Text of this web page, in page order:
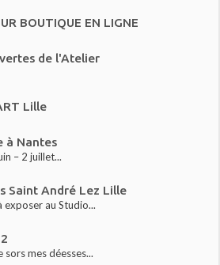
BOUTIQUE EN LIGNE
de l'Atelier
Lille
à Nantes
– 2 juillet...
Saint André Lez Lille
exposer au Studio...
sors mes déesses...